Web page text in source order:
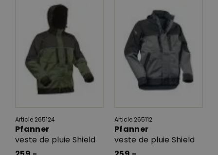
Article 265124
Pfanner
veste de pluie Shield
Article 265112
Pfanner
veste de pluie Shield